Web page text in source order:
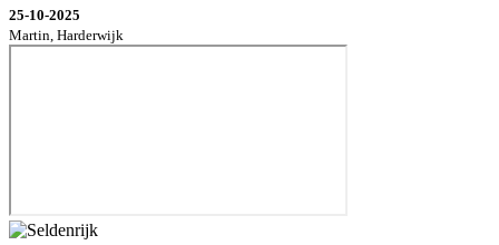
25-10-2025
Martin, Harderwijk